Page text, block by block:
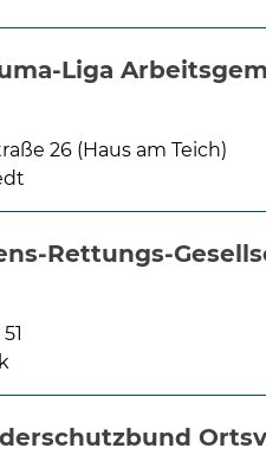
Liga
26 (Haus am Teich)
Rettungs-